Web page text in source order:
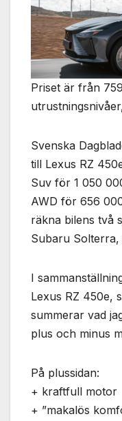
Priset är från
Svenska
till Lexus RZ
Suv för 1 050
AWD för 656
räkna bilens två
Subaru
I
Lexus RZ 450e,
summerar vad
plus och minus
På plussidan:
+ kraftfull motor
+ ”makalös